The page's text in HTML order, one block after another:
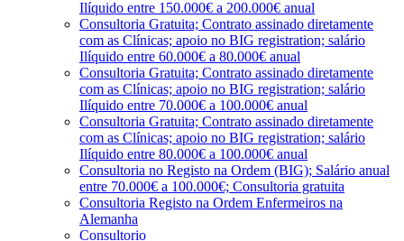
Ilíquido entre 150.000€ a 200.000€ anual
Consultoria Gratuita; Contrato assinado diretamente
com as Clínicas; apoio no BIG registration; salário
Ilíquido entre 60.000€ a 80.000€ anual
Consultoria Gratuita; Contrato assinado diretamente
com as Clínicas; apoio no BIG registration; salário
Ilíquido entre 70.000€ a 100.000€ anual
Consultoria Gratuita; Contrato assinado diretamente
com as Clínicas; apoio no BIG registration; salário
Ilíquido entre 80.000€ a 100.000€ anual
Consultoria no Registo na Ordem (BIG); Salário anual
entre 70.000€ a 100.000€; Consultoria gratuita
Consultoria Registo na Ordem Enfermeiros na
Alemanha
Consultorio